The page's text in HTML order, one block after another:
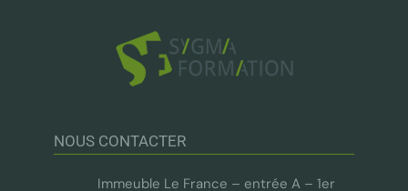
NOUS CONTACTER
Immeuble Le France – entrée A – 1er